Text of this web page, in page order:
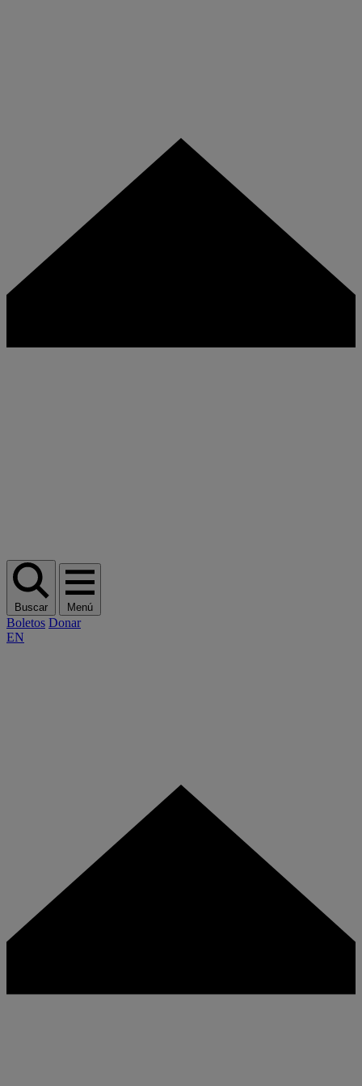
Buscar Menú
Boletos Donar
EN